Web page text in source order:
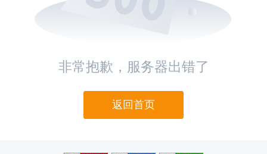
非常抱歉，服务器出错了
返回首页